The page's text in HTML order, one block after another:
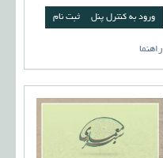
ورود به کنترل پنل
راهنما